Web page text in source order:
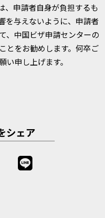
、申請者自身が負担するも
を与えないように、申請者
、中国ビザ申請センターの
とをお勧めします。何卒ご
申し上げます。
シェア